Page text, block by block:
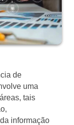
de
uma
tais
informação